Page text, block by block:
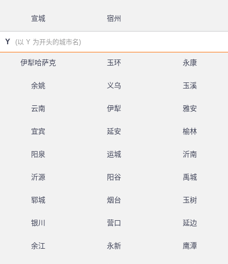
宣城 宿州
Y (以 Y 为开头的城市名)
伊犁哈萨克 玉环 永康
余姚 义乌 玉溪
云南 伊犁 雅安
宜宾 延安 榆林
阳泉 运城 沂南
沂源 阳谷 禹城
郓城 烟台 玉树
银川 营口 延边
余江 永新 鹰潭